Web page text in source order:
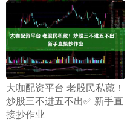
​大咖配资平台 老股民私藏！
炒股三不进五不出✅ 新手直
接抄作业